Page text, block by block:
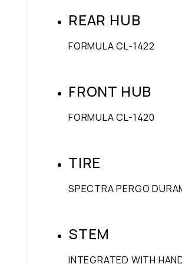
REAR HUB
FORMULA CL-1422
FRONT HUB
FORMULA CL-1420
TIRE
SPECTRA PERGO
STEM
INTEGRATED WITH